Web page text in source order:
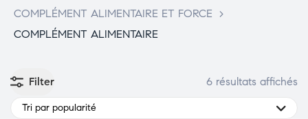
COMPLÉMENT ALIMENTAIRE ET FORCE
>
COMPLÉMENT ALIMENTAIRE
Filter 6 résultats affichés
Tri par popularité